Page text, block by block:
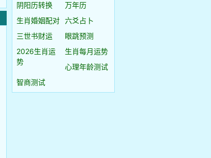
阴阳历转换
万年历
生肖婚姻配对 六爻占卜
三世书财运
眼跳预测
2026生肖运
势
生肖每月运势
心理年龄测试
智商测试